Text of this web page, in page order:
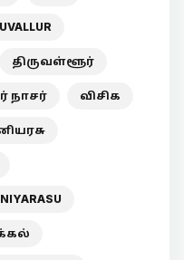
திருவள்ளூர்
நாசர் விசிக